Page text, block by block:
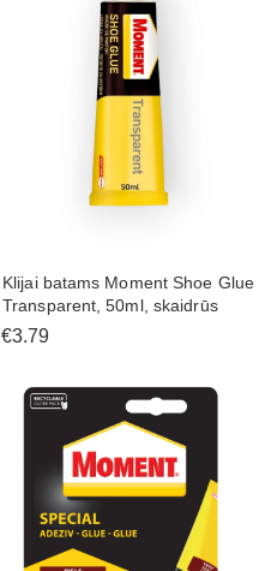
Klijai batams Moment Shoe Glue
Transparent, 50ml, skaidrūs
€3.79